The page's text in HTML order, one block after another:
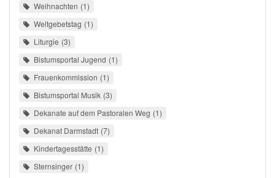
Weihnachten 1
Weltgebetstag 1
Liturgie 3
Bistumsportal Jugend 1
Frauenkommission 1
Bistumsportal Musik 3
Dekanate auf dem Pastoralen Weg 1
Dekanat Darmstadt 7
Kindertagesstätte 1
Sternsinger 1